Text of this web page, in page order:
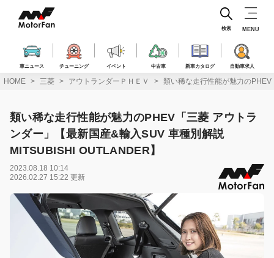
ス
車ニュース チューニング イベント 中古車 新車カタログ 自動車求人
検索 MENU
HOME 三菱 アウトランダーＰＨＥＶ 類い稀な走行性能が魅力の
類い稀な走行性能が魅力のPHEV「三菱 アウトラ
ンダー」【最新国産&輸入SUV 車種別解説
MITSUBISHI OUTLANDER】
2023.08.18 10:14
2026.02.27 15:22 更新